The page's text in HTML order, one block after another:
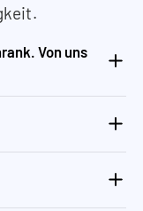
Von uns